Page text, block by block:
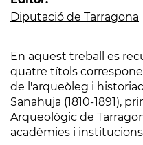
Diputació de Tarragona
En aquest treball es
quatre títols
de l'arqueòleg i
Sanahuja (1810-1891),
Arqueològic de
acadèmies i